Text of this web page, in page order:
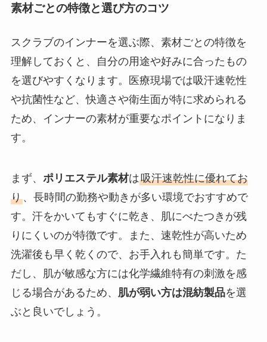
素材ごとの特徴と選び方のコツ
スクラブのインナーを選ぶ際、素材ごとの特徴を
理解しておくと、自分の用途や好みに合ったもの
を選びやすくなります。医療現場では吸汗速乾性
や抗菌性など、快適さや衛生面が特に求められる
ため、インナーの素材が重要なポイントになりま
す。
まず、 ポリエステル素材は吸汗速乾性に優れてお
り、長時間の勤務や動きが多い環境でおすすめで
す。汗をかいてもすぐに乾き、肌にべたつきが残
りにくいのが特徴です。また、速乾性が高いため
洗濯後も早く乾くので、お手入れも簡単です。た
だし、肌が敏感な方には化学繊維特有の刺激を感
じる場合があるため、
肌が弱い方は混紡製品を選
ぶと良いでしょう。